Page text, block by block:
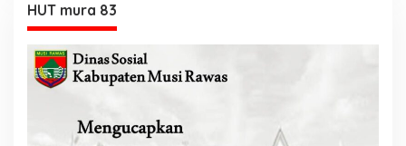
HUT mura 83